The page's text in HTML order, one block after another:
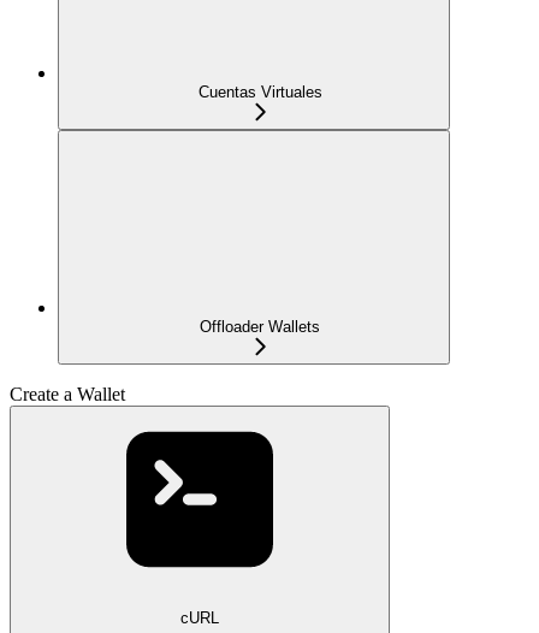
Cuentas Virtuales
Offloader Wallets
Create a Wallet
cURL